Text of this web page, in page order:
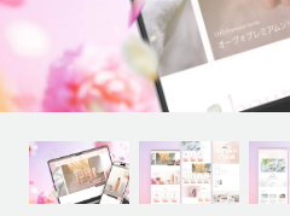
ACC BLOG
DOWNLOAD